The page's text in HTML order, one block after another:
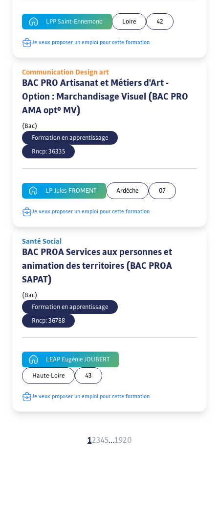
LPP Saint-Ennemond Loire 42
Je veux proposer un emploi pour cette formation
Communication Design art
BAC PRO Artisanat et Métiers d'Art -
Option : Marchandisage Visuel (BAC PRO
AMA opt° MV)
(Bac)
Formation en apprentissage
Rncp: 36335
LP Jules FROMENT Ardèche 07
Je veux proposer un emploi pour cette formation
Santé Social
BAC PROA Services aux personnes et
animation des territoires (BAC PROA
SAPAT)
(Bac)
Formation en apprentissage
Rncp: 36788
LEAP Eugénie JOUBERT
Haute-Loire 43
Je veux proposer un emploi pour cette formation
12345...1920